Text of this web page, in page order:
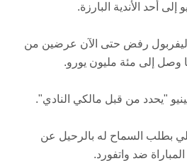
إلى أحد الأندية البارزة.
ليفربول رفض حتى الآن عرضين من
وصل إلى مئة مليون يورو.
"يحدد من قبل مالكي النادي".
بطلب السماح له بالرحيل عن